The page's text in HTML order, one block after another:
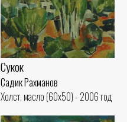
Сукок
Садик Рахманов
Холст, масло (60x50) - 2006 год